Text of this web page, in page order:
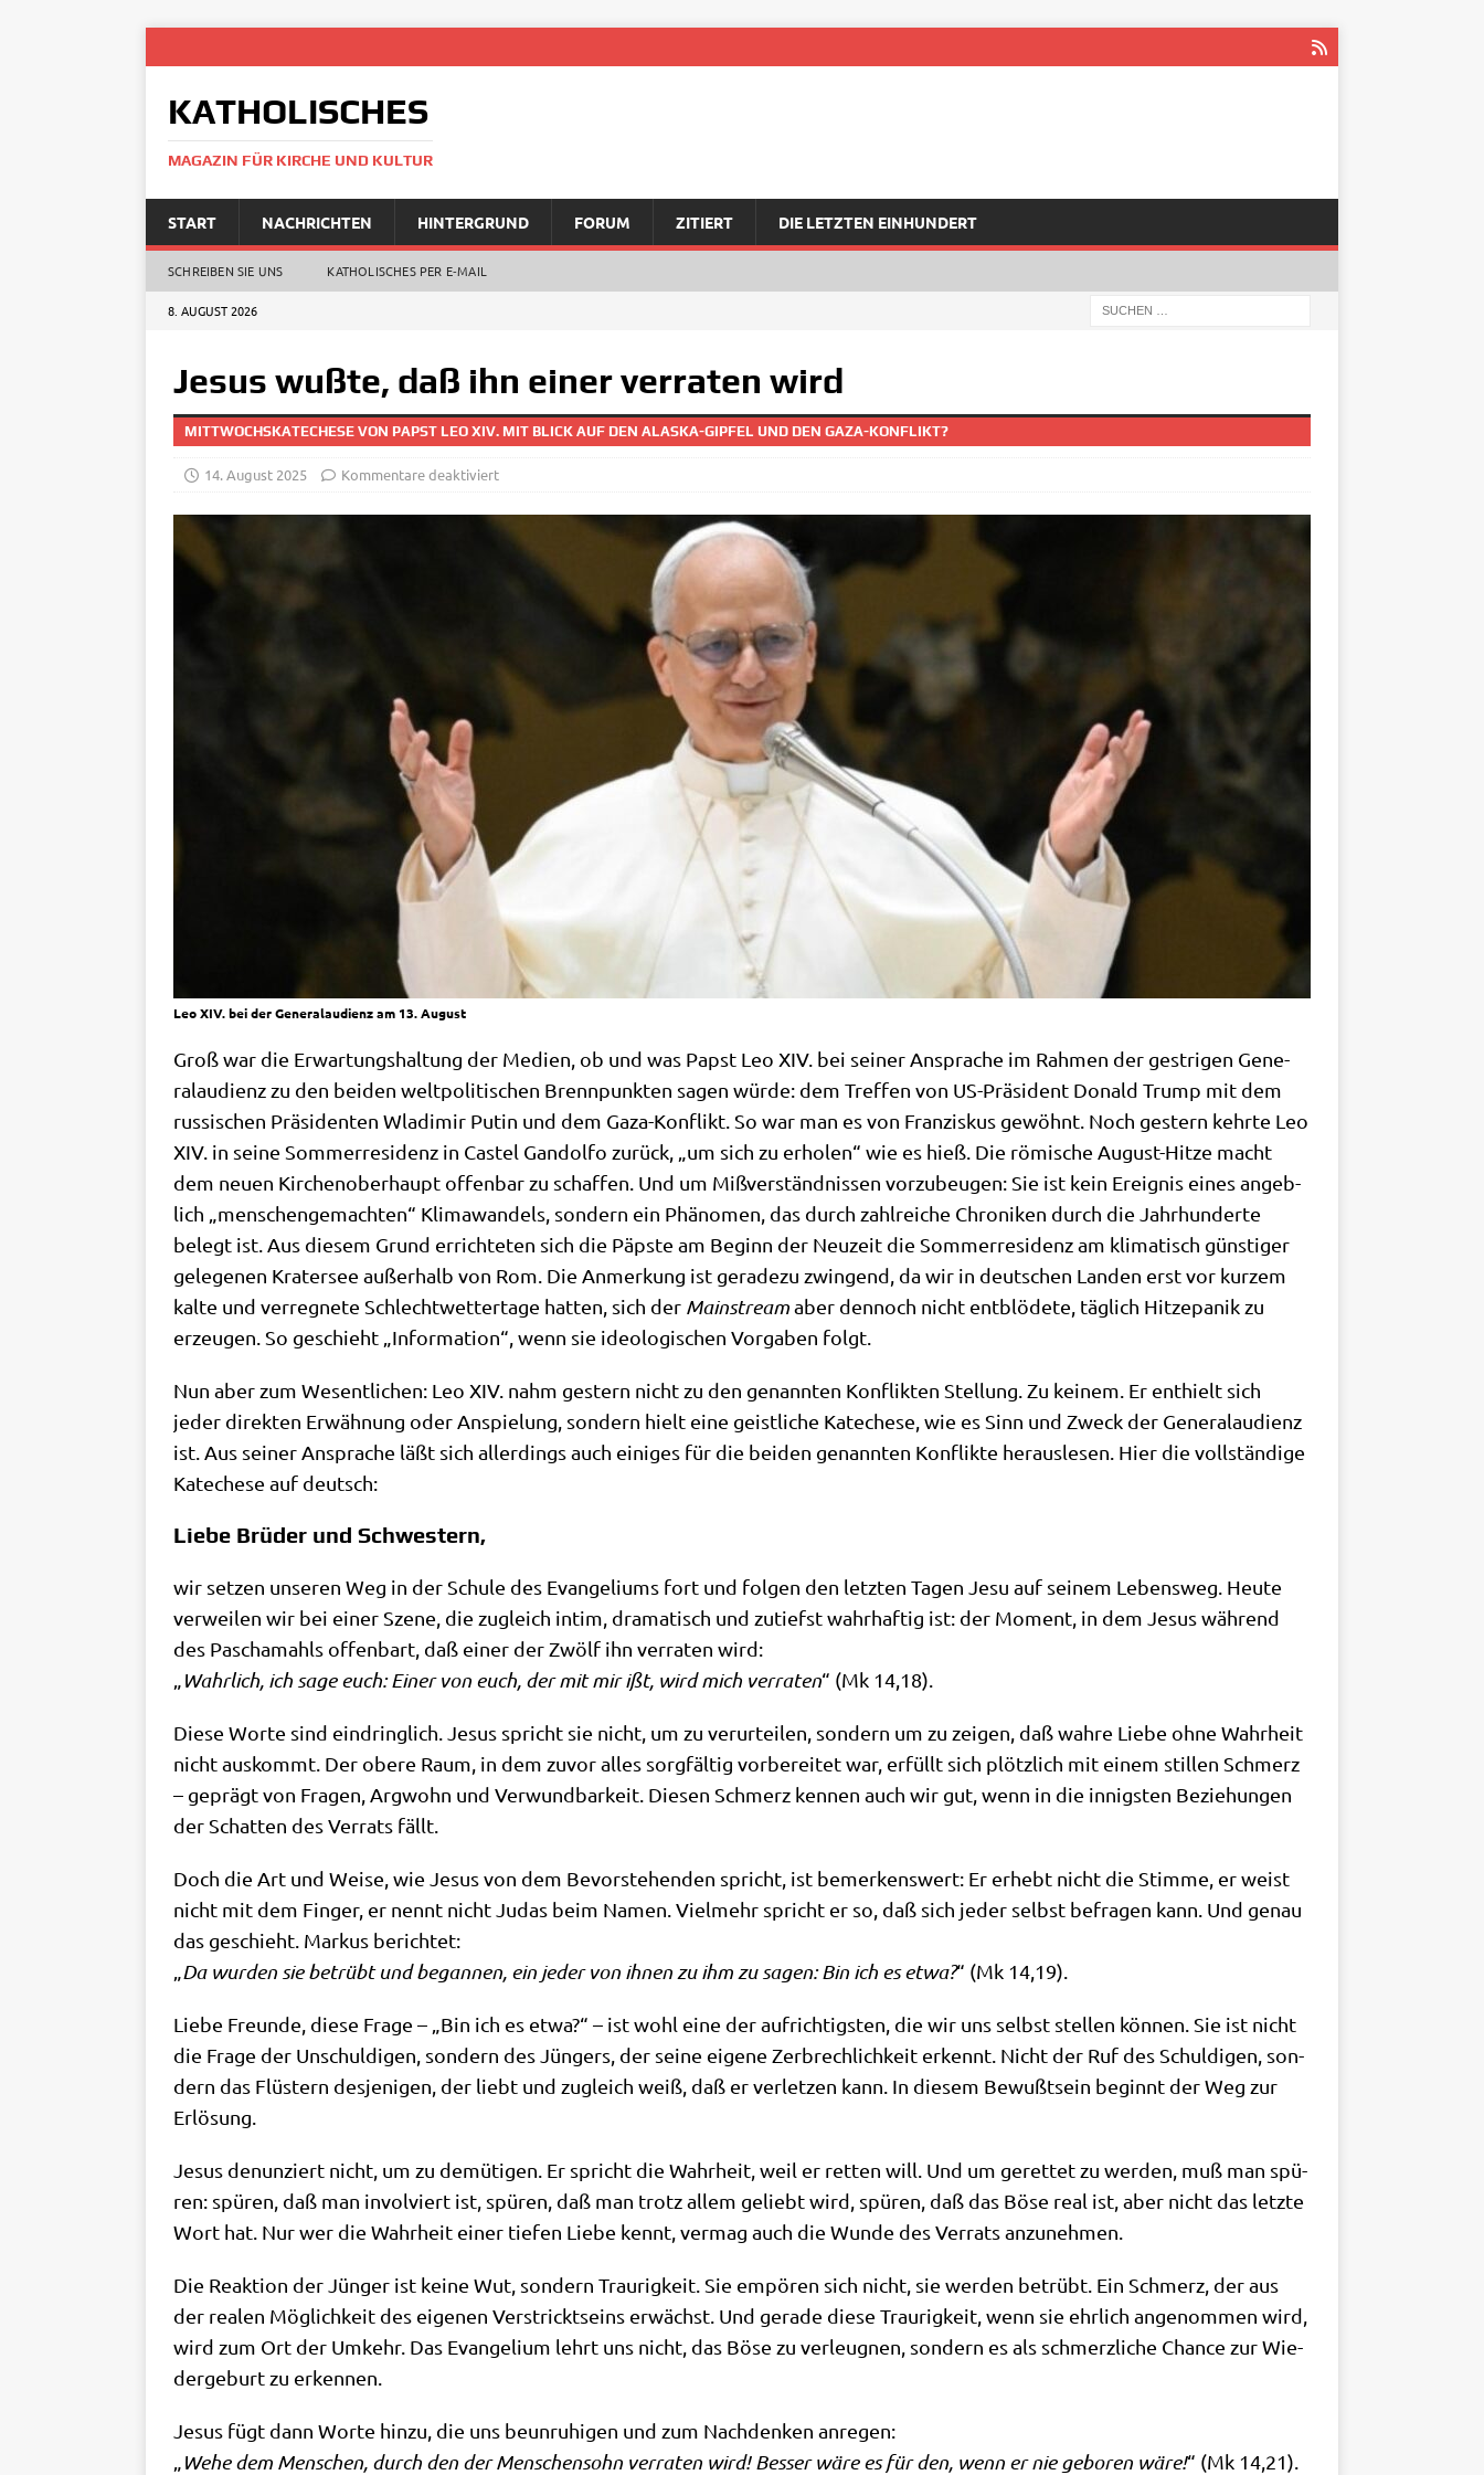
KATHOLISCHES
MAGAZIN FÜR KIRCHE UND KULTUR
START NACHRICHTEN HINTERGRUND FORUM ZITIERT DIE LETZTEN EINHUNDERT
SCHREIBEN SIE UNS KATHOLISCHES PER E‑MAIL
8. AUGUST 2026
Jesus wußte, daß ihn einer verraten wird
MITTWOCHSKATECHESE VON PAPST LEO XIV. MIT BLICK AUF DEN ALASKA-GIPFEL UND DEN GAZA-KONFLIKT?
14. August 2025 Kommentare deaktiviert
Leo XIV. bei der Generalaudienz am 13. August
Groß war die Erwar­tungs­hal­tung der Medi­en, ob und was Papst Leo XIV. bei sei­ner Anspra­che im Rah­men der gest­ri­gen Gene­
ral­au­di­enz zu den bei­den welt­po­li­ti­schen Brenn­punk­ten sagen wür­de: dem Tref­fen von US-Prä­si­dent Donald Trump mit dem
rus­si­schen Prä­si­den­ten Wla­di­mir Putin und dem Gaza-Kon­flikt. So war man es von Fran­zis­kus gewöhnt. Noch gestern kehr­te Leo
XIV. in sei­ne Som­mer­re­si­denz in Castel Gan­dol­fo zurück, „um sich zu erho­len“ wie es hieß. Die römi­sche August-Hit­ze macht
dem neu­en Kir­chen­ober­haupt offen­bar zu schaf­fen. Und um Miß­ver­ständ­nis­sen vor­zu­beu­gen: Sie ist kein Ereig­nis eines angeb­
lich „men­schen­ge­mach­ten“ Kli­ma­wan­dels, son­dern ein Phä­no­men, das durch zahl­rei­che Chro­ni­ken durch die Jahr­hun­der­te
belegt ist. Aus die­sem Grund errich­te­ten sich die Päp­ste am Beginn der Neu­zeit die Som­mer­re­si­denz am kli­ma­tisch gün­sti­ger
gele­ge­nen Kra­ter­see außer­halb von Rom. Die Anmer­kung ist gera­de­zu zwin­gend, da wir in deut­schen Lan­den erst vor kur­zem
kal­te und ver­reg­ne­te Schlecht­wet­ter­ta­ge hat­ten, sich der Main­streamaber den­noch nicht ent­blö­de­te, täg­lich Hit­ze­pa­nik zu
erzeu­gen. So geschieht „Infor­ma­ti­on“, wenn sie ideo­lo­gi­schen Vor­ga­ben folgt.
Nun aber zum Wesent­li­chen: Leo XIV. nahm gestern nicht zu den genann­ten Kon­flik­ten Stel­lung. Zu kei­nem. Er ent­hielt sich
jeder direk­ten Erwäh­nung oder Anspie­lung, son­dern hielt eine geist­li­che Kate­che­se, wie es Sinn und Zweck der Gene­ral­au­di­enz
ist. Aus sei­ner Anspra­che läßt sich aller­dings auch eini­ges für die bei­den genann­ten Kon­flik­te her­aus­le­sen. Hier die voll­stän­di­ge
Kate­che­se auf deutsch:
Liebe Brüder und Schwestern,
wir set­zen unse­ren Weg in der Schu­le des Evan­ge­li­ums fort und fol­gen den letz­ten Tagen Jesu auf sei­nem Lebens­weg. Heu­te
ver­wei­len wir bei einer Sze­ne, die zugleich intim, dra­ma­tisch und zutiefst wahr­haf­tig ist: der Moment, in dem Jesus wäh­rend
des Pas­cha­mahls offen­bart, daß einer der Zwölf ihn ver­ra­ten wird:
Wahr­lich, ich sage euch: Einer von euch, der mit mir ißt, wird mich ver­ra­ten“ (Mk 14,18).
Die­se Wor­te sind ein­dring­lich. Jesus spricht sie nicht, um zu ver­ur­tei­len, son­dern um zu zei­gen, daß wah­re Lie­be ohne Wahr­heit
nicht aus­kommt. Der obe­re Raum, in dem zuvor alles sorg­fäl­tig vor­be­rei­tet war, erfüllt sich plötz­lich mit einem stil­len Schmerz
– geprägt von Fra­gen, Arg­wohn und Ver­wund­bar­keit. Die­sen Schmerz ken­nen auch wir gut, wenn in die innig­sten Bezie­hun­gen
der Schat­ten des Ver­rats fällt.
Doch die Art und Wei­se, wie Jesus von dem Bevor­ste­hen­den spricht, ist bemer­kens­wert: Er erhebt nicht die Stim­me, er weist
nicht mit dem Fin­ger, er nennt nicht Judas beim Namen. Viel­mehr spricht er so, daß sich jeder selbst befra­gen kann. Und genau
das geschieht. Mar­kus berich­tet:
Da wur­den sie betrübt und began­nen, ein jeder von ihnen zu ihm zu sagen: Bin ich es etwa?“ (Mk 14,19).
Lie­be Freun­de, die­se Fra­ge – „Bin ich es etwa?“ – ist wohl eine der auf­rich­tig­sten, die wir uns selbst stel­len kön­nen. Sie ist nicht
die Fra­ge der Unschul­di­gen, son­dern des Jün­gers, der sei­ne eige­ne Zer­brech­lich­keit erkennt. Nicht der Ruf des Schul­di­gen, son­
dern das Flü­stern des­je­ni­gen, der liebt und zugleich weiß, daß er ver­let­zen kann. In die­sem Bewußt­sein beginnt der Weg zur
Erlösung.
Jesus denun­ziert nicht, um zu demü­ti­gen. Er spricht die Wahr­heit, weil er ret­ten will. Und um geret­tet zu wer­den, muß man spü­
ren: spü­ren, daß man invol­viert ist, spü­ren, daß man trotz allem geliebt wird, spü­ren, daß das Böse real ist, aber nicht das letz­te
Wort hat. Nur wer die Wahr­heit einer tie­fen Lie­be kennt, ver­mag auch die Wun­de des Ver­rats anzunehmen.
Die Reak­ti­on der Jün­ger ist kei­ne Wut, son­dern Trau­rig­keit. Sie empö­ren sich nicht, sie wer­den betrübt. Ein Schmerz, der aus
der rea­len Mög­lich­keit des eige­nen Ver­strickt­seins erwächst. Und gera­de die­se Trau­rig­keit, wenn sie ehr­lich ange­nom­men wird,
wird zum Ort der Umkehr. Das Evan­ge­li­um lehrt uns nicht, das Böse zu ver­leug­nen, son­dern es als schmerz­li­che Chan­ce zur Wie­
der­ge­burt zu erkennen.
Jesus fügt dann Wor­te hin­zu, die uns beun­ru­hi­gen und zum Nach­den­ken anre­gen:
Wehe dem Men­schen, durch den der Men­schen­sohn ver­ra­ten wird! Bes­ser wäre es für den, wenn er nie gebo­ren wäre!“ (Mk 14,21).